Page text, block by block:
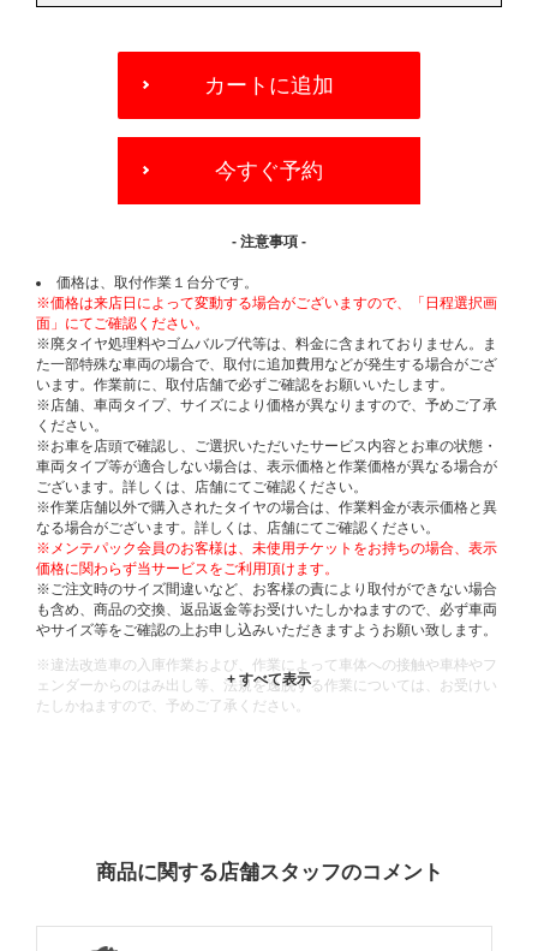
OPTIONS
カートに追加
今すぐ予約
- 注意事項 -
価格は、取付作業１台分です。
※価格は来店日によって変動する場合がございますので、「日程選択画
面」にてご確認ください。
※廃タイヤ処理料やゴムバルブ代等は、料金に含まれておりません。ま
た一部特殊な車両の場合で、取付に追加費用などが発生する場合がござ
います。作業前に、取付店舗で必ずご確認をお願いいたします。
※店舗、車両タイプ、サイズにより価格が異なりますので、予めご了承
ください。
※お車を店頭で確認し、ご選択いただいたサービス内容とお車の状態・
車両タイプ等が適合しない場合は、表示価格と作業価格が異なる場合が
ございます。詳しくは、店舗にてご確認ください。
※作業店舗以外で購入されたタイヤの場合は、作業料金が表示価格と異
なる場合がございます。詳しくは、店舗にてご確認ください。
※メンテパック会員のお客様は、未使用チケットをお持ちの場合、表示
価格に関わらず当サービスをご利用頂けます。
※ご注文時のサイズ間違いなど、お客様の責により取付ができない場合
も含め、商品の交換、返品返金等お受けいたしかねますので、必ず車両
やサイズ等をご確認の上お申し込みいただきますようお願い致します。
※違法改造車の入庫作業および、作業によって車体への接触や車枠やフ
ェンダーからのはみ出し等、法規を逸脱する作業については、お受けい
たしかねますので、予めご了承ください。
商品に関する店舗スタッフのコメント